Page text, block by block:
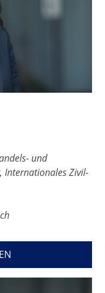
und
Internationales Zivil-